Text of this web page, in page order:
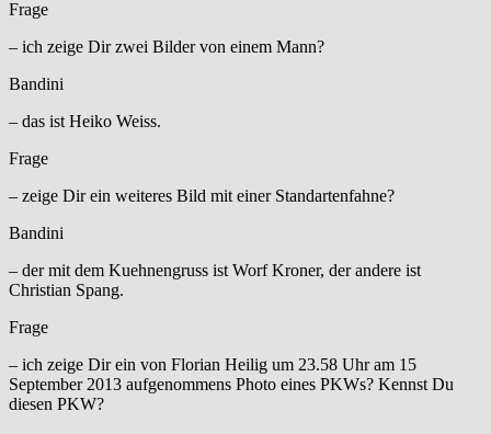
Frage
– ich zeige Dir zwei Bilder von einem Mann?
Bandini
– das ist Heiko Weiss.
Frage
– zeige Dir ein weiteres Bild mit einer Standartenfahne?
Bandini
– der mit dem Kuehnengruss ist Worf Kroner, der andere ist
Christian Spang.
Frage
– ich zeige Dir ein von Florian Heilig um 23.58 Uhr am 15
September 2013 aufgenommens Photo eines PKWs? Kennst Du
diesen PKW?